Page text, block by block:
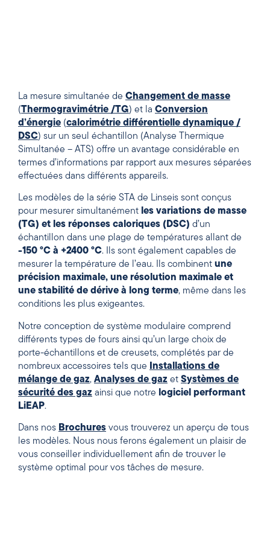
La mesure simultanée de Changement de masse
(Thermogravimétrie /TG) et la Conversion
d’énergie (calorimétrie différentielle dynamique /
DSC) sur un seul échantillon (Analyse Thermique
Simultanée – ATS) offre un avantage considérable en
termes d’informations par rapport aux mesures séparées
effectuées dans différents appareils.
Les modèles de la série STA de Linseis sont conçus
pour mesurer simultanément les variations de masse
(TG) et les réponses caloriques (DSC) d’un
échantillon dans une plage de températures allant de
-150 °C à +2400 °C. Ils sont également capables de
mesurer la température de l’eau. Ils combinent une
précision maximale, une résolution maximale et
une stabilité de dérive à long terme, même dans les
conditions les plus exigeantes.
Notre conception de système modulaire comprend
différents types de fours ainsi qu’un large choix de
porte-échantillons et de creusets, complétés par de
nombreux accessoires tels que
Installations de
mélange de gaz, Analyses de gaz et Systèmes de
sécurité des gaz ainsi que notre logiciel performant
LiEAP.
Dans nos Brochures vous trouverez un aperçu de tous
les modèles. Nous nous ferons également un plaisir de
vous conseiller individuellement afin de trouver le
système optimal pour vos tâches de mesure.